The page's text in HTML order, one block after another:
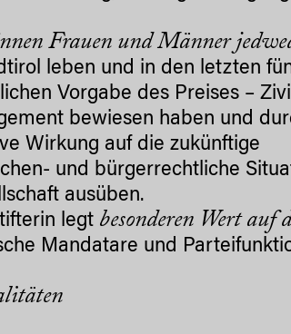
Frauen und Männer
leben und in den letzten
Vorgabe des Preises –
bewiesen haben und
Wirkung auf die zukünftige
und bürgerrechtliche
ausüben.
legt besonderen Wert auf
Mandatare und